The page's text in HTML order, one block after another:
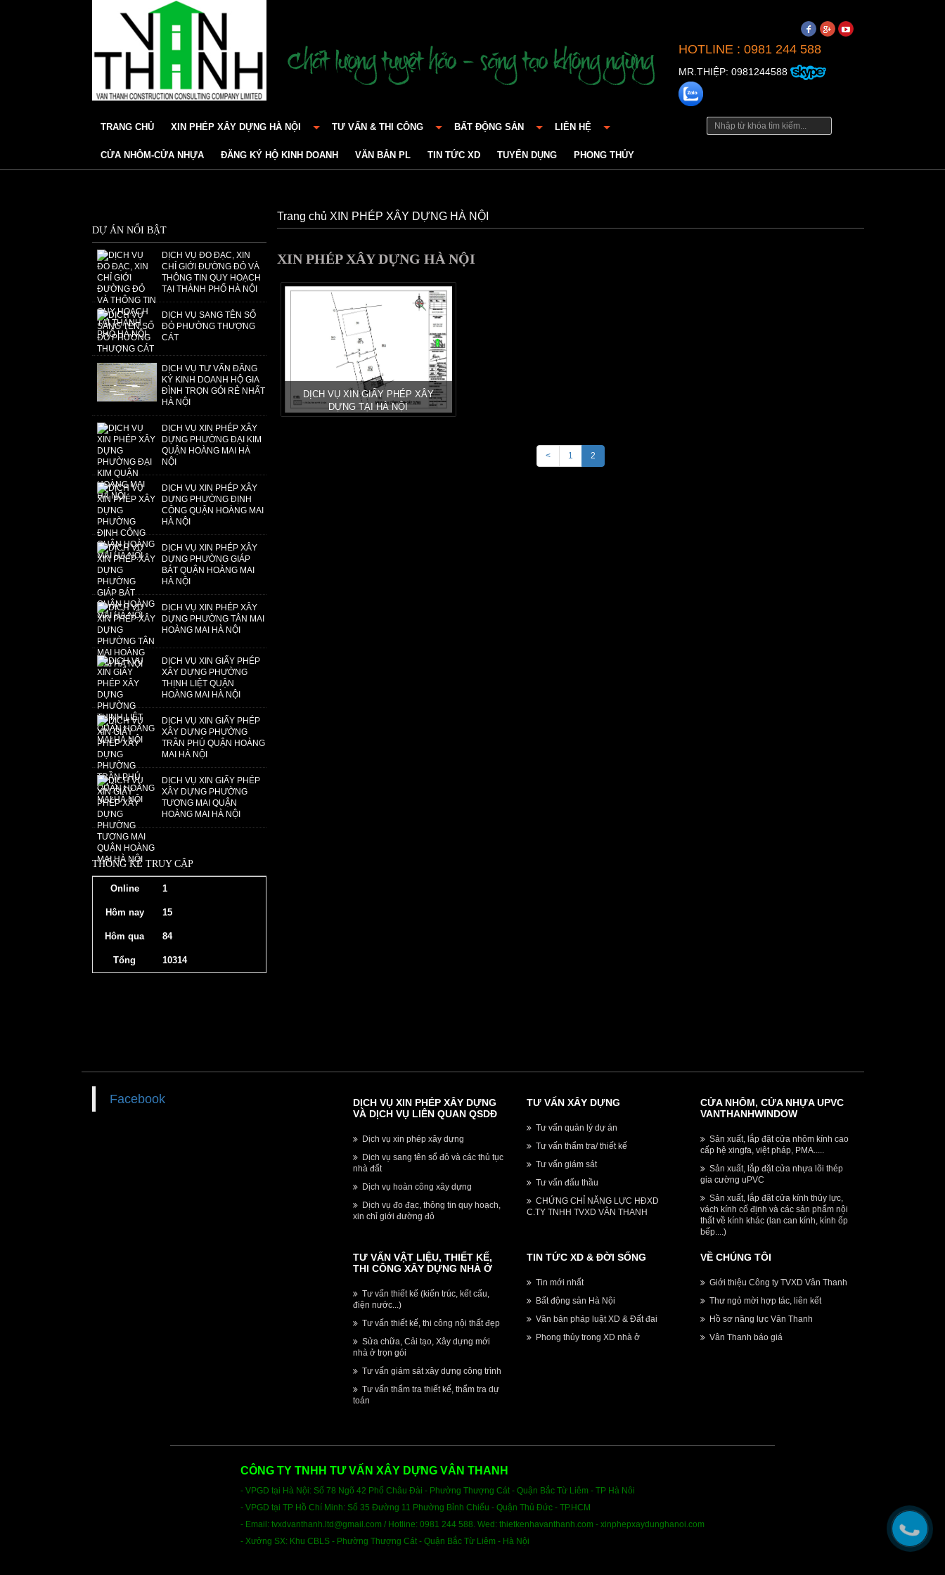
HOTLINE : 0981 244 588
MR.THIỆP: 0981244588
TRANG CHỦ XIN PHÉP XÂY DỰNG HÀ NỘI TƯ VẤN & THI CÔNG BẤT ĐỘNG SẢN LIÊN HỆ
CỬA NHÔM-CỬA NHỰA ĐĂNG KÝ HỘ KINH DOANH VĂN BẢN PL TIN TỨC XD TUYỂN DỤNG PHONG THỦY
DỰ ÁN NỔI BẬT
DỊCH VỤ ĐO ĐẠC, XIN
CHỈ GIỚI ĐƯỜNG ĐỎ VÀ
THÔNG TIN QUY HOẠCH
TẠI THÀNH PHỐ HÀ NỘI
DỊCH VỤ SANG TÊN SỔ
ĐỎ PHƯỜNG THƯỢNG
CÁT
DỊCH VỤ TƯ VẤN ĐĂNG
KÝ KINH DOANH HỘ GIA
ĐÌNH TRỌN GÓI RẺ NHẤT
HÀ NỘI
DỊCH VỤ XIN PHÉP XÂY
DỰNG PHƯỜNG ĐẠI KIM
QUẬN HOÀNG MAI HÀ
NỘI
DỊCH VỤ XIN PHÉP XÂY
DỰNG PHƯỜNG ĐỊNH
CÔNG QUẬN HOÀNG MAI
HÀ NỘI
DỊCH VỤ XIN PHÉP XÂY
DỰNG PHƯỜNG GIÁP
BÁT QUẬN HOÀNG MAI
HÀ NỘI
DỊCH VỤ XIN PHÉP XÂY
DỰNG PHƯỜNG TÂN MAI
HOÀNG MAI HÀ NỘI
DỊCH VỤ XIN GIẤY PHÉP
XÂY DỰNG PHƯỜNG
THỊNH LIỆT QUẬN
HOÀNG MAI HÀ NỘI
DỊCH VỤ XIN GIẤY PHÉP
XÂY DỰNG PHƯỜNG
TRẦN PHÚ QUẬN HOÀNG
MAI HÀ NỘI
DỊCH VỤ XIN GIẤY PHÉP
XÂY DỰNG PHƯỜNG
TƯƠNG MAI QUẬN
HOÀNG MAI HÀ NỘI
THỐNG KÊ TRUY CẬP
Online 1
Hôm nay 15
Hôm qua 84
Tổng 10314
Trang chủ XIN PHÉP XÂY DỰNG HÀ NỘI
XIN PHÉP XÂY DỰNG HÀ NỘI
DỊCH VỤ XIN GIẤY PHÉP XÂY
DỰNG TẠI HÀ NỘI
< 1 2
Facebook
DỊCH VỤ XIN PHÉP XÂY DỰNG
VÀ DỊCH VỤ LIÊN QUAN QSDĐ
Dịch vụ xin phép xây dựng
Dịch vụ sang tên sổ đỏ và các thủ tục
nhà đất
Dịch vụ hoàn công xây dựng
Dịch vụ đo đạc, thông tin quy hoạch,
xin chỉ giới đường đỏ
TƯ VẤN XÂY DỰNG
Tư vấn quản lý dự án
Tư vấn thẩm tra/ thiết kế
Tư vấn giám sát
Tư vấn đấu thầu
CHỨNG CHỈ NĂNG LỰC HĐXD
C.TY TNHH TVXD VÂN THANH
CỬA NHÔM, CỬA NHỰA UPVC
VANTHANHWINDOW
Sản xuất, lắp đặt cửa nhôm kính cao
cấp hệ xingfa, việt pháp, PMA.....
Sản xuất, lắp đặt cửa nhựa lõi thép
gia cường uPVC
Sản xuất, lắp đặt cửa kính thủy lực,
vách kính cố định và các sản phẩm nội
thất về kính khác (lan can kính, kính ốp
bếp....)
TƯ VẤN VẬT LIỆU, THIẾT KẾ,
THI CÔNG XÂY DỰNG NHÀ Ở
Tư vấn thiết kế (kiến trúc, kết cấu,
điện nước...)
Tư vấn thiết kế, thi công nội thất đẹp
Sửa chữa, Cải tạo, Xây dựng mới
nhà ở trọn gói
Tư vấn giám sát xây dựng công trình
Tư vấn thẩm tra thiết kế, thẩm tra dự
toán
TIN TỨC XD & ĐỜI SỐNG
Tin mới nhất
Bất động sản Hà Nội
Văn bản pháp luật XD & Đất đai
Phong thủy trong XD nhà ở
VỀ CHÚNG TÔI
Giới thiệu Công ty TVXD Vân Thanh
Thư ngỏ mời hợp tác, liên kết
Hồ sơ năng lực Vân Thanh
Vân Thanh báo giá
CÔNG TY TNHH TƯ VẤN XÂY DỰNG VÂN THANH
- VPGD tại Hà Nội: Số 78 Ngõ 42 Phố Châu Đài - Phường Thượng Cát - Quận Bắc Từ Liêm - TP Hà Nôi
- VPGD tại TP Hồ Chí Minh: Số 35 Đường 11 Phường Bỉnh Chiểu - Quận Thủ Đức - TP.HCM
- Email : tvxdvanthanh.ltd@gmail.com / Hotline: 0981 244 588. Wed: thietkenhavanthanh.com - xinphepxaydunghanoi.com
- Xưởng SX: Khu CBLS - Phường Thượng Cát - Quận Bắc Từ Liêm - Hà Nội